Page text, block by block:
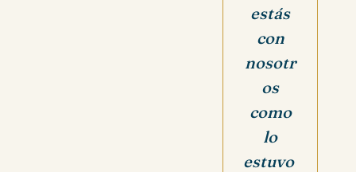
estás
con
nosotr
os
como
lo
estuvo